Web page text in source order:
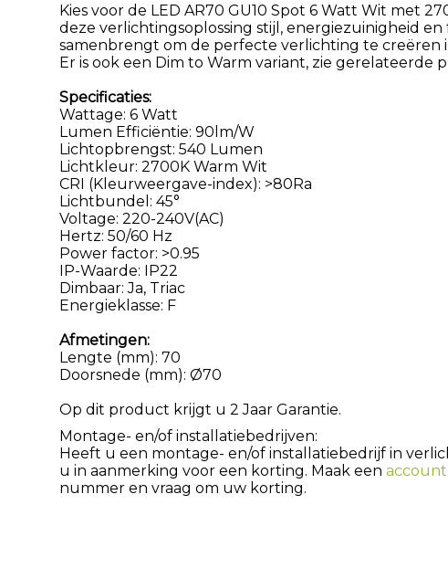
Kies voor de LED AR70 GU10 Spot 6 Watt Wit met
deze verlichtingsoplossing stijl, energiezuinigheid
samenbrengt om de perfecte verlichting te creëren
Er is ook een Dim to Warm variant, zie gerelateerde
Specificaties:
Wattage: 6 Watt
Lumen Efficiëntie: 90lm/W
Lichtopbrengst: 540 Lumen
Lichtkleur: 2700K Warm Wit
CRI (Kleurweergave-index): >80Ra
Lichtbundel: 45°
Voltage: 220-240V(AC)
Hertz: 50/60 Hz
Power factor: >0.95
IP-Waarde: IP22
Dimbaar: Ja, Triac
Energieklasse: F
Afmetingen:
Lengte (mm): 70
Doorsnede (mm): Ø70
Op dit product krijgt u 2 Jaar Garantie.
Montage- en/of installatiebedrijven:
Heeft u een montage- en/of installatiebedrijf in
u in aanmerking voor een korting. Maak een account
nummer en vraag om uw korting.